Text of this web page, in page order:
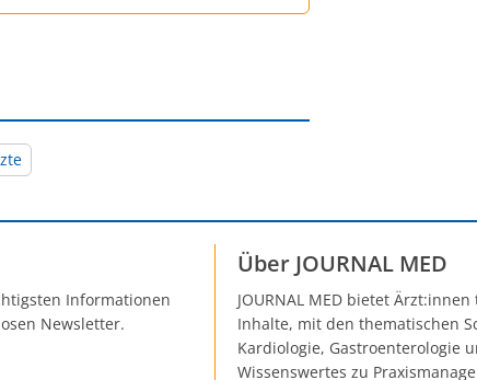
Informationen
Newsletter.
Über JOURNAL MED
JOURNAL MED bietet
Inhalte, mit den thematischen
Kardiologie, Gastroenterologie
Wissenswertes zu